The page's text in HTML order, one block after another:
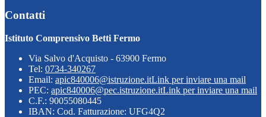
Contatti
Istituto Comprensivo Betti Fermo
Via Salvo d'Acquisto - 63900 Fermo
Tel: 0734-340267
Email: apic840006@istruzione.itLink per inviare una mail
PEC: apic840006@pec.istruzione.itLink per inviare una mail
C.F.: 90055080445
IBAN: Cod. Fatturazione: UFG4Q2